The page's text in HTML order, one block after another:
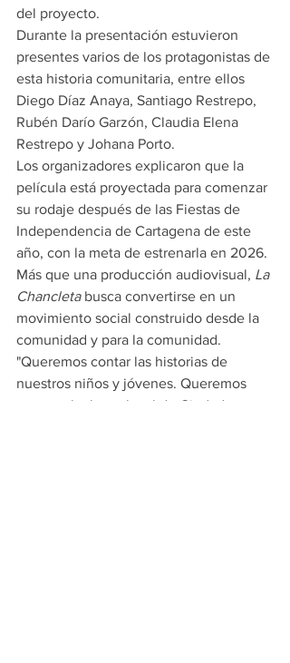
del proyecto.
Durante la presentación estuvieron
presentes varios de los protagonistas de
esta historia comunitaria, entre ellos
Diego Díaz Anaya, Santiago Restrepo,
Rubén Darío Garzón, Claudia Elena
Restrepo y Johana Porto.
Los organizadores explicaron que la
película está proyectada para comenzar
su rodaje después de las Fiestas de
Independencia de Cartagena de este
año, con la meta de estrenarla en 2026.
Más que una producción audiovisual, La
Chancleta busca convertirse en un
movimiento social construido desde la
comunidad y para la comunidad.
"Queremos contar las historias de
nuestros niños y jóvenes. Queremos
apoyar el talento local de Ciudad